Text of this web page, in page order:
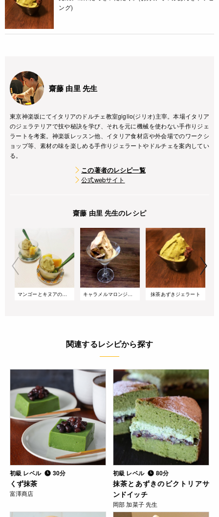
ング)
齋藤 由里 先生
東京神楽坂にてイタリアのドルチェ教室giglio(ジリオ)主宰。本場イタリア
のジェラテリアで技や秘訣を学び、それを元に機械を使わない手作りジェ
ラートを考案。神楽坂レッスン他、イタリア食材店や外会場でのワークシ
ョップ等、素材の味を楽しめる手作りジェラートやドルチェを案内してい
る。
この著者のレシピ一覧
公式webサイト
齋藤 由里 先生のレシピ
マンゴーとキヌアのジェラート キャラメルマロンジェラート 抹茶あずきジェラート
関連するレシピから探す
初級 レベル 30分
くず抹茶
富澤商店
初級 レベル 80分
抹茶とあずきのビクトリアサ
ンドイッチ
岡部 加菜子 先生